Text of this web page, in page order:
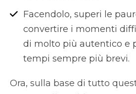
Facendolo, superi le
convertire i momenti
di molto più autentico e
tempi sempre più brevi.
Ora, sulla base di tutto